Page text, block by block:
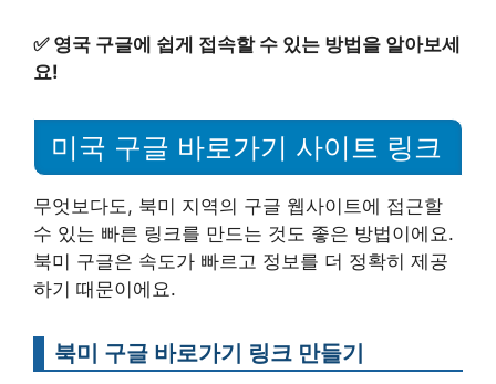
✅ 영국 구글에 쉽게 접속할 수 있는 방법을 알아보세
요!
미국 구글 바로가기 사이트 링크
무엇보다도, 북미 지역의 구글 웹사이트에 접근할
수 있는 빠른 링크를 만드는 것도 좋은 방법이에요.
북미 구글은 속도가 빠르고 정보를 더 정확히 제공
하기 때문이에요.
북미 구글 바로가기 링크 만들기